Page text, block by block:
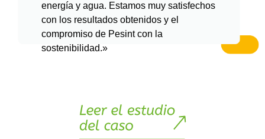
energía y agua. Estamos muy satisfechos
con los resultados obtenidos y el
compromiso de Pesint con la
sostenibilidad.»